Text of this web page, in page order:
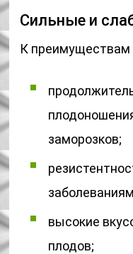
Сильные и
К преимуществам
заморозков;
высокие
плодов;